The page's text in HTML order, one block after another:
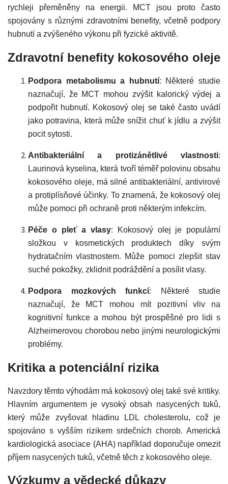
rychleji přeměněny na energii. MCT jsou proto často
spojovány s různými zdravotními benefity, včetně podpory
hubnutí a zvýšeného výkonu při fyzické aktivitě.
Zdravotní benefity kokosového oleje
Podpora metabolismu a hubnutí: Některé studie
naznačují, že MCT mohou zvýšit kalorický výdej a
podpořit hubnutí. Kokosový olej se také často uvádí
jako potravina, která může snížit chuť k jídlu a zvýšit
pocit sytosti.
Antibakteriální a protizánětlivé vlastnosti:
Laurinová kyselina, která tvoří téměř polovinu obsahu
kokosového oleje, má silné antibakteriální, antivirové
a protiplísňové účinky. To znamená, že kokosový olej
může pomoci při ochraně proti některým infekcím.
Péče o pleť a vlasy: Kokosový olej je populární
složkou v kosmetických produktech díky svým
hydratačním vlastnostem. Může pomoci zlepšit stav
suché pokožky, zklidnit podráždění a posílit vlasy.
Podpora mozkových funkcí: Některé studie
naznačují, že MCT mohou mít pozitivní vliv na
kognitivní funkce a mohou být prospěšné pro lidi s
Alzheimerovou chorobou nebo jinými neurologickými
problémy.
Kritika a potenciální rizika
Navzdory těmto výhodám má kokosový olej také své kritiky.
Hlavním argumentem je vysoký obsah nasycených tuků,
který může zvyšovat hladinu LDL cholesterolu, což je
spojováno s vyšším rizikem srdečních chorob. Americká
kardiologická asociace (AHA) například doporučuje omezit
příjem nasycených tuků, včetně těch z kokosového oleje.
Výzkumy a vědecké důkazy